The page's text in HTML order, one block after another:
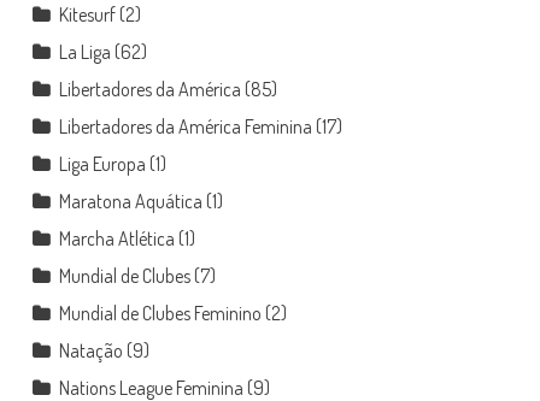
Kitesurf(2)
La Liga (62)
Libertadores da América (85)
Libertadores da América Feminina (17)
Liga Europa (1)
Maratona Aquática (1)
Marcha Atlética (1)
Mundial de Clubes(7)
Mundial de Clubes Feminino (2)
Natação (9)
Nations League Feminina (9)